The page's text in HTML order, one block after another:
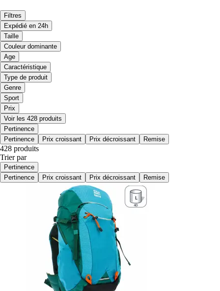
Filtres
Expédié en 24h
Taille
Couleur dominante
Age
Caractéristique
Type de produit
Genre
Sport
Prix
Voir les 428 produits
Pertinence
Pertinence
Prix croissant Prix décroissant Remise
428 produits
Trier par
Pertinence
Pertinence
Prix croissant Prix décroissant Remise